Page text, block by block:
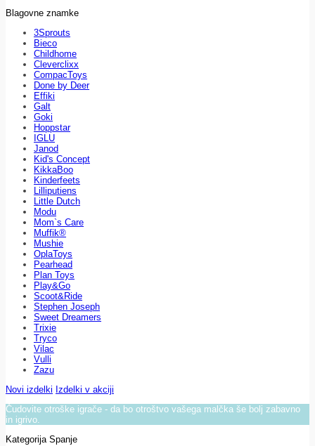
Blagovne znamke
3Sprouts
Bieco
Childhome
Cleverclixx
CompacToys
Done by Deer
Effiki
Galt
Goki
Hoppstar
IGLU
Janod
Kid's Concept
KikkaBoo
Kinderfeets
Lilliputiens
Little Dutch
Modu
Mom`s Care
Muffik®
Mushie
OplaToys
Pearhead
Plan Toys
Play&Go
Scoot&Ride
Stephen Joseph
Sweet Dreamers
Trixie
Tryco
Vilac
Vulli
Zazu
Novi izdelki Izdelki v akciji
Čudovite otroške igrače - da bo otroštvo vašega malčka še bolj zabavno
in igrivo.
Kategorija Spanje